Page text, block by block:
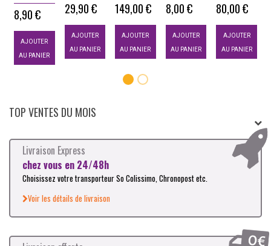
TOP VENTES DU MOIS
Livraison Express
chez vous en 24/48h
Choisissez votre transporteur So Colissimo, Chronopost etc.
Voir les détails de livraison
8,90 €
AJOUTER
AU PANIER
29,90 €
AJOUTER
AU PANIER
149,00 €
AJOUTER
AU PANIER
8,00 €
AJOUTER
AU PANIER
80,00 €
AJOUTER
AU PANIER